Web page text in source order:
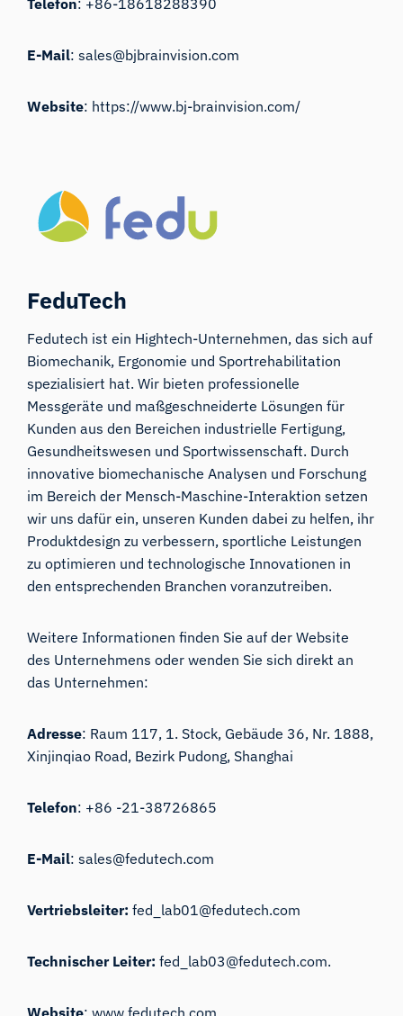
Telefon: +86-18618288390
E-Mail:sales@bjbrainvision.com
Website: https://www.bj-brainvision.com/
FeduTech
Fedutech ist ein Hightech-Unternehmen, das sich auf
Biomechanik, Ergonomie und Sportrehabilitation
spezialisiert hat. Wir bieten professionelle
Messgeräte und maßgeschneiderte Lösungen für
Kunden aus den Bereichen industrielle Fertigung,
Gesundheitswesen und Sportwissenschaft. Durch
innovative biomechanische Analysen und Forschung
im Bereich der Mensch-Maschine-Interaktion setzen
wir uns dafür ein, unseren Kunden dabei zu helfen, ihr
Produktdesign zu verbessern, sportliche Leistungen
zu optimieren und technologische Innovationen in
den entsprechenden Branchen voranzutreiben.
Weitere Informationen finden Sie auf der Website
des Unternehmens oder wenden Sie sich direkt an
das Unternehmen:
Adresse: Raum 117, 1. Stock, Gebäude 36, Nr. 1888,
Xinjinqiao Road, Bezirk Pudong, Shanghai
Telefon: +86 -21-38726865
E-Mail:sales@fedutech.com
Vertriebsleiter: fed_lab01@fedutech.com
Technischer Leiter: fed_lab03@fedutech.com.